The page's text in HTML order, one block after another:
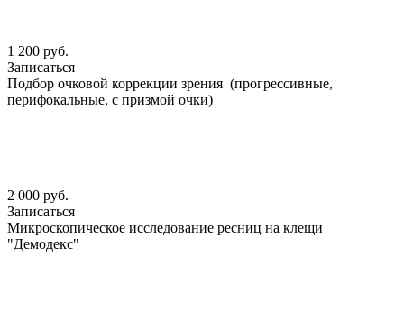
1 200 руб.
Записаться
Подбор очковой коррекции зрения (прогрессивные,
перифокальные, с призмой очки)
2 000 руб.
Записаться
Микроскопическое исследование ресниц на клещи
"Демодекс"